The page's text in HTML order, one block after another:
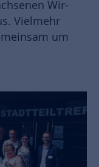
Wir-
Vielmehr
um